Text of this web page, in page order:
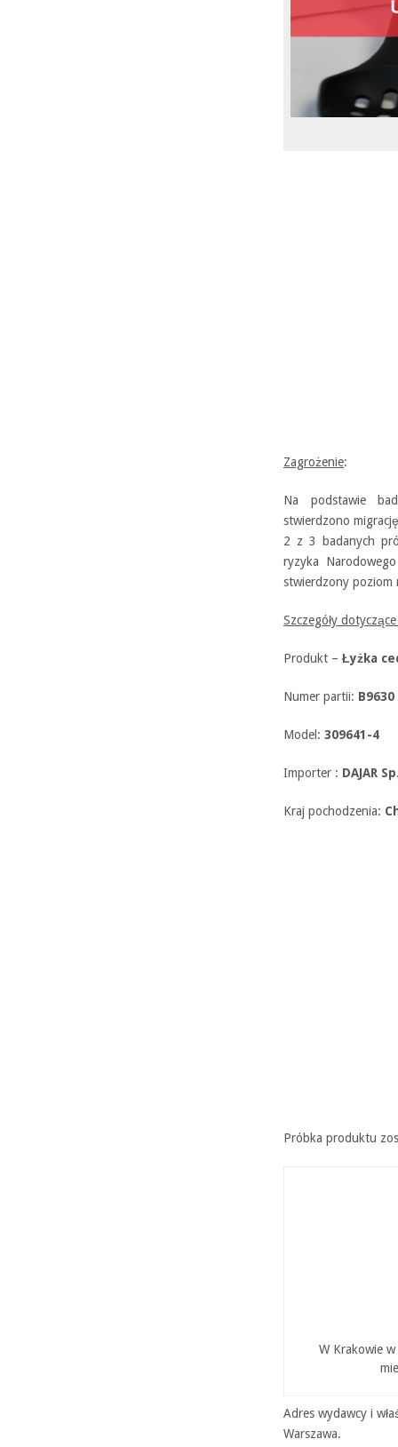
Zagrożenie:
Na podstawie
stwierdzono
2 z 3 badanych
ryzyka
stwierdzony poziom
Szczegóły
Produkt – Łyżka
Numer partii: B9630
Model: 309641-4
Importer : DAJAR
Kraj pochodzenia:
Próbka produktu
W Krakowie
Adres wydawcy i
Warszawa.